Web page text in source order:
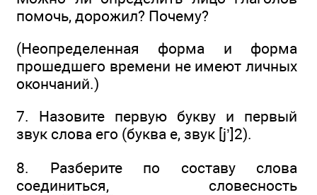
помочь, дорожил? Почему?
(Неопределенная форма и форма
прошедшего времени не имеют личных
окончаний.)
7. Назовите первую букву и первый
звук слова его (буква е, звук [j’]2).
8. Разберите по составу слова
соединиться, словесность